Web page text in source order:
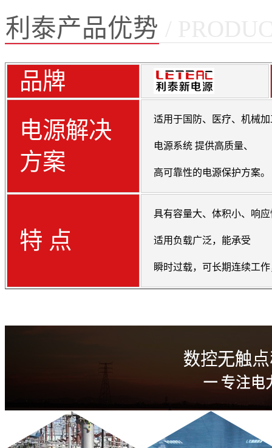
利泰产品优势
品牌
电源解决
方案
适用于国防、医疗、机械
电源系统 提供高质量、
高可靠性的电源保护方案。
特 点
具有容量大、体积小、响
适用负载广泛，能承受
瞬时过载，可长期连续工